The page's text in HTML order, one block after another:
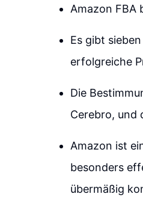
Amazon FBA
Es gibt
erfolgreiche
Die
Cerebro, und
Amazon ist
besonders
übermäßig